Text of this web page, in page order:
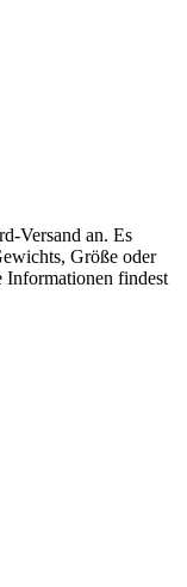
Versand an. Es
Größe oder
Informationen findest